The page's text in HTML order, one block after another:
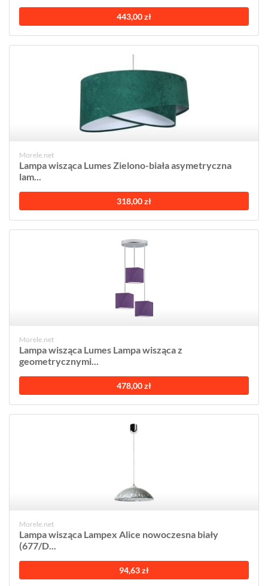
443,00 zł
Morele.net
Lampa wisząca Lumes Zielono-biała asymetryczna
lam...
318,00 zł
Morele.net
Lampa wisząca Lumes Lampa wisząca z
geometrycznymi...
478,00 zł
Morele.net
Lampa wisząca Lampex Alice nowoczesna biały
(677/D...
94,63 zł